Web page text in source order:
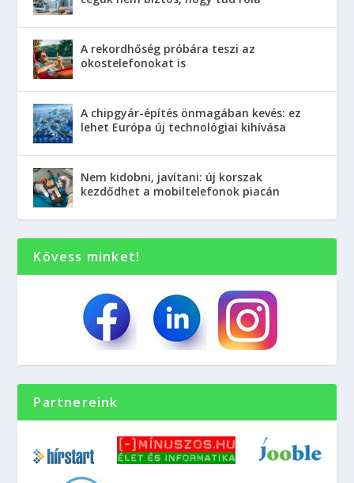
A rekordhőség próbára teszi az
okostelefonokat is
A chipgyár-építés önmagában kevés: ez
lehet Európa új technológiai kihívása
Nem kidobni, javítani: új korszak
kezdődhet a mobiltelefonok piacán
Kövess minket!
Partnereink